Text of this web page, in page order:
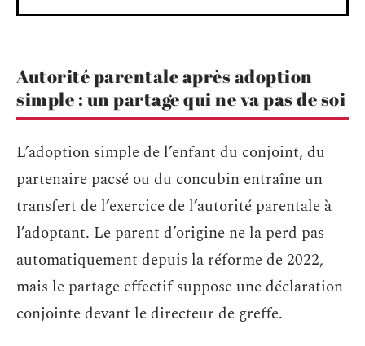
Autorité parentale après adoption
simple : un partage qui ne va pas de soi
L’adoption simple de l’enfant du conjoint, du
partenaire pacsé ou du concubin entraîne un
transfert de l’exercice de l’autorité parentale à
l’adoptant. Le parent d’origine ne la perd pas
automatiquement depuis la réforme de 2022,
mais le partage effectif suppose une déclaration
conjointe devant le directeur de greffe.